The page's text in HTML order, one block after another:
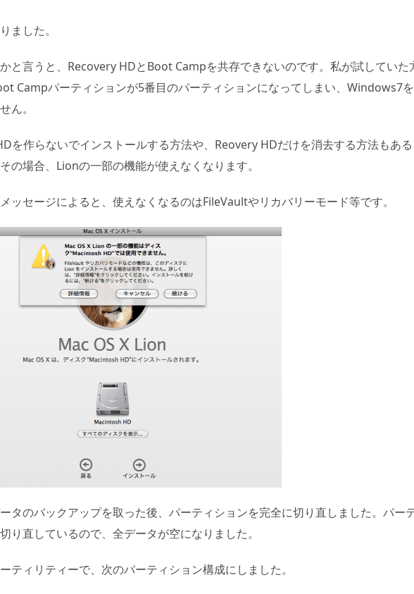
ました。
と言うと、Recovery HDとBoot Campを共存できないのです。私が試していた
Campパーティションが5番目のパーティションになってしまい、Windows7を
ん。
を作らないでインストールする方法や、Reovery HDだけを消去する方法もある
の場合、Lionの一部の機能が使えなくなります。
ッセージによると、使えなくなるのはFileVaultやリカバリーモード等です。
タのバックアップを取った後、パーティションを完全に切り直しました。パー
り直しているので、全データが空になりました。
ティリティーで、次のパーティション構成にしました。